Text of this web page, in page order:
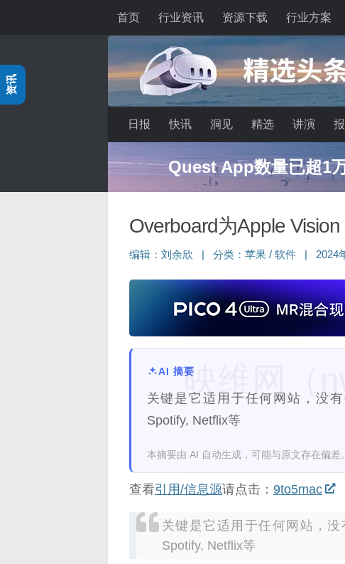
首页 行业资讯 资源下载 行业方案
日报 快讯 洞见 精选 讲演
Quest App数量已超1
Overboard为Apple Vision
编辑： 刘余欣 分类： 苹果 / 软件 2024
AI 摘要
关键是它适用于任何网站，没
Spotify, Netflix等
本摘要由 AI 自动生成，可能与原文存在偏差。
查看引用/信息源请点击： 9to5mac
关键是它适用于任何网站，
Spotify, Netflix等
映维网（
资讯